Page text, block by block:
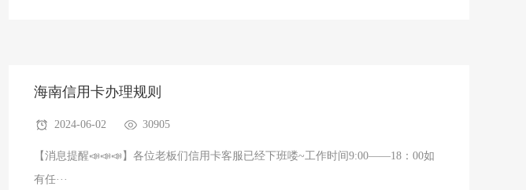
海南信用卡办理规则
2024-06-02 30905
【消息提醒📣📣📣】各位老板们信用卡客服已经下班喽~工作时间9:00——18：00如
有任···